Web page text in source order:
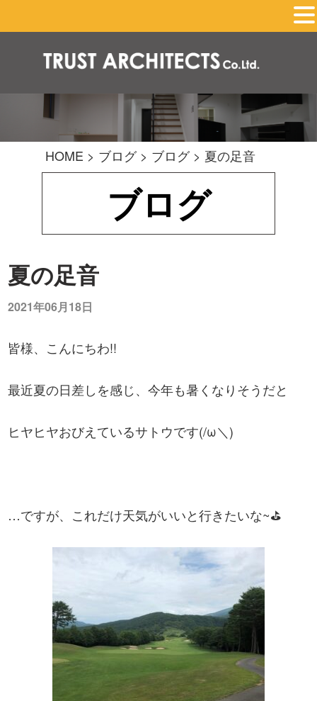
HOME > ブログ> ブログ> 夏の足音
ブログ
夏の足音
2021年06月18日
皆様、こんにちわ!!
最近夏の日差しを感じ、今年も暑くなりそうだと
ヒヤヒヤおびえているサトウです(/ω＼)
…ですが、これだけ天気がいいと行きたいな~⛳